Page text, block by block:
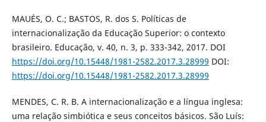
MAUÉS, O. C.; BASTOS, R. dos S. Políticas de
internacionalização da Educação Superior: o contexto
brasileiro. Educação, v. 40, n. 3, p. 333-342, 2017. DOI
https://doi.org/10.15448/1981-2582.2017.3.28999 DOI:
https://doi.org/10.15448/1981-2582.2017.3.28999
MENDES, C. R. B. A internacionalização e a língua inglesa:
uma relação simbiótica e seus conceitos básicos. São Luís: